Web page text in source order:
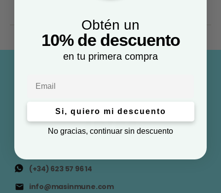
(+34) 623 57 96 14
info@masinmune.com
Obtén un
10% de descuento
en tu primera compra
Si, quiero mi descuento
No gracias, continuar sin descuento